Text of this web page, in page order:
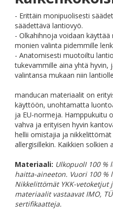
- Erittäin monipuolisesti
säädettävä lantiovyö.
- Olkahihnoja voidaan
monien valinta pidemmille
- Anatomisesti muotoiltu
tukevammille aina yhtä hyvin,
valintansa mukaan niin
manducan materiaalit on
käyttöön, unohtamatta
ja EU-normeja. Hamppukuitu
vahva ja erityisen hyvin
hellii omistajia ja
allergisillekin. Kaikkien
Materiaali: UlkopuolI 100
haitta-aineeton. Vuori 100 %
Nikkelittömät YKK-vetoketjut
materiaalit vastaavat IMO,
sertifikaatteja.